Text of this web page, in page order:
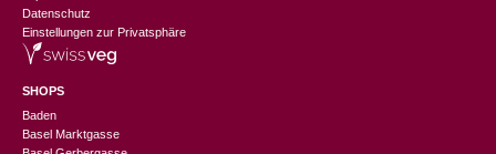
Datenschutz
Einstellungen zur Privatsphäre
SHOPS
Baden
Basel Marktgasse